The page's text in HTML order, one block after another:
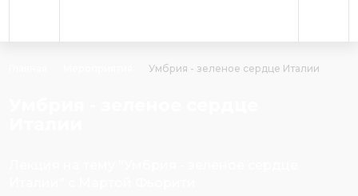
Умбрия - зеленое сердце Италии